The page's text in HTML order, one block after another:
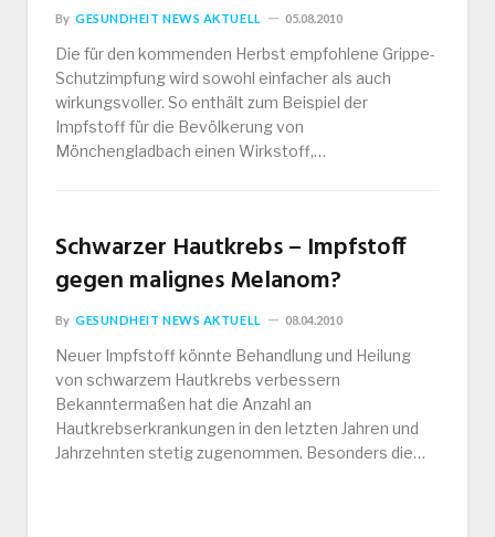
By GESUNDHEIT NEWS AKTUELL 05.08.2010
Die für den kommenden Herbst empfohlene Grippe-
Schutzimpfung wird sowohl einfacher als auch
wirkungsvoller. So enthält zum Beispiel der
Impfstoff für die Bevölkerung von
Mönchengladbach einen Wirkstoff,…
Schwarzer Hautkrebs – Impfstoff
gegen malignes Melanom?
By GESUNDHEIT NEWS AKTUELL 08.04.2010
Neuer Impfstoff könnte Behandlung und Heilung
von schwarzem Hautkrebs verbessern
Bekanntermaßen hat die Anzahl an
Hautkrebserkrankungen in den letzten Jahren und
Jahrzehnten stetig zugenommen. Besonders die…